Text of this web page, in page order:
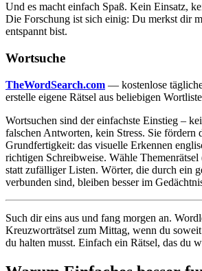
Und es macht einfach Spaß. Kein Einsatz,
Die Forschung ist sich einig: Du merkst dir
entspannt bist.
Wortsuche
TheWordSearch.com — kostenlose
erstelle eigene Rätsel aus beliebigen
Wortsuchen sind der einfachste Einstieg –
falschen Antworten, kein Stress. Sie fördern
Grundfertigkeit: das visuelle Erkennen
richtigen Schreibweise. Wähle Themenrätsel
statt zufälliger Listen. Wörter, die durch ein
verbunden sind, bleiben besser im
Such dir eins aus und fang morgen an.
Kreuzworträtsel zum Mittag, wenn du
du halten musst. Einfach ein Rätsel, das du